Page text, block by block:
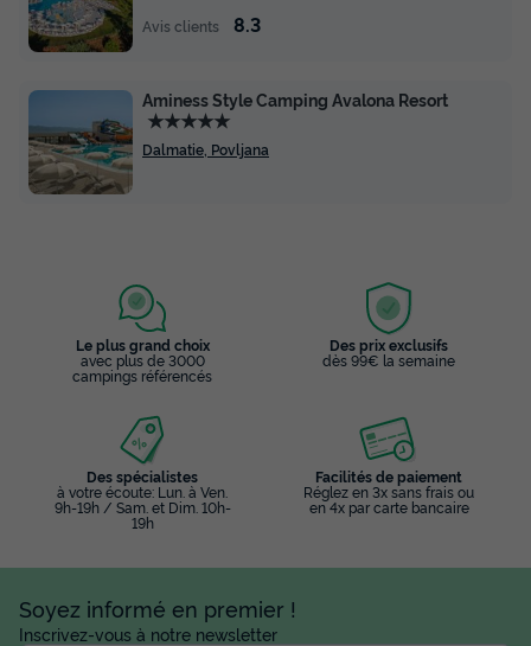
Avis clients
8.3
Aminess Style Camping Avalona Resort
★★★★★
Dalmatie, Povljana
Le plus grand choix
avec plus de 3000
campings référencés
Des prix exclusifs
dès 99€ la semaine
Des spécialistes
à votre écoute: Lun. à Ven.
9h-19h / Sam. et Dim. 10h-
19h
Facilités de paiement
Réglez en 3x sans frais ou
en 4x par carte bancaire
Soyez informé en premier !
Inscrivez-vous à notre newsletter